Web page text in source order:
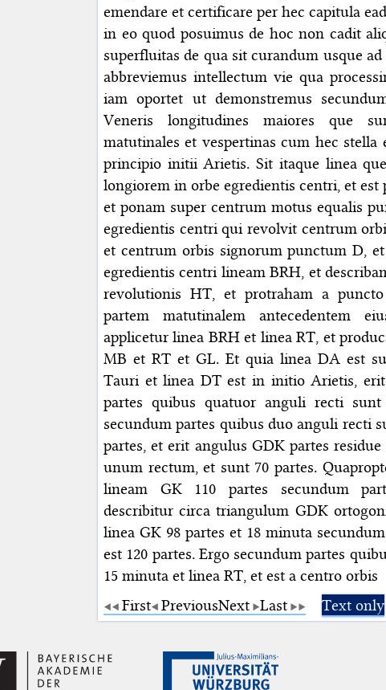
emendare et certificare per hec capitula
in eo quod posuimus de hoc non cadit
superfluitas de qua sit curandum usque
abbreviemus intellectum vie qua
iam oportet ut demonstremus
Veneris longitudines maiores que
matutinales et vespertinas cum hec
principio initii Arietis. Sit itaque linea
longiorem in orbe egredientis centri, et
et ponam super centrum motus equalis
egredientis centri qui revolvit centrum
et centrum orbis signorum punctum D,
egredientis centri lineam BRH, et
revolutionis HT, et protraham a
partem matutinalem antecedentem
applicetur linea BRH et linea RT, et
MB et RT et GL. Et quia linea DA est
Tauri et linea DT est in initio Arietis,
partes quibus quatuor anguli recti
secundum partes quibus duo anguli recti
partes, et erit angulus GDK partes
unum rectum, et sunt 70 partes.
lineam GK 110 partes secundum
describitur circa triangulum GDK
linea GK 98 partes et 18 minuta
est 120 partes. Ergo secundum partes
15 minuta et linea RT, et est a centro orbis
First PreviousNext Last Text only